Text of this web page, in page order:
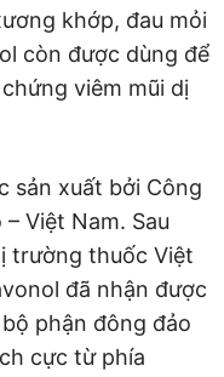
khớp, đau mỏi
còn được dùng để
viêm mũi dị
sản xuất bởi Công
Việt Nam. Sau
trường thuốc Việt
đã nhận được
phận đông đảo
cực từ phía